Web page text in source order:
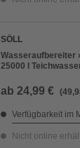
SÖLL
Wasseraufbereiter
25000 l
ab 24,99 €
Verfügbarkeit im
Nicht online